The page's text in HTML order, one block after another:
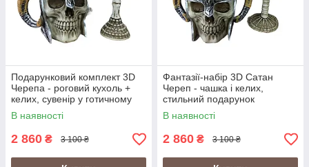
Подарунковий комплект 3D
Черепа - роговий кухоль +
келих, сувенір у готичному
стилі
В наявності
2 860 ₴ 3 100 ₴
Фантазії-набір 3D Сатан
Череп - чашка і келих,
стильний подарунок
В наявності
2 860 ₴ 3 100 ₴